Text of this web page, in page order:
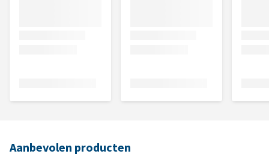
Aanbevolen producten